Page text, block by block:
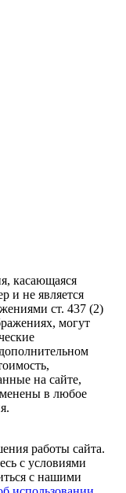
касающаяся
и не является
ст. 437 (2)
могут
на сайте,
в любое
работы сайта.
с условиями
с нашими